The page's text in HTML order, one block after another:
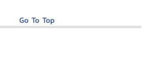
Go To Top